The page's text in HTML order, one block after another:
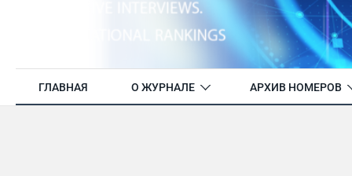
ГЛАВНАЯ О ЖУРНАЛЕ АРХИВ НОМЕРОВ